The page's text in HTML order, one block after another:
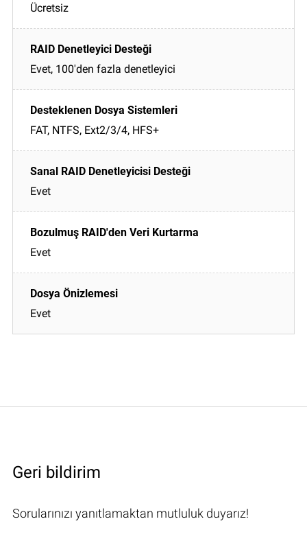
Ücretsiz
Evet, 100'den fazla denetleyici
FAT, NTFS, Ext2/3/4, HFS+
Evet
Evet
Evet
Geri bildirim
Sorularınızı yanıtlamaktan mutluluk duyarız!